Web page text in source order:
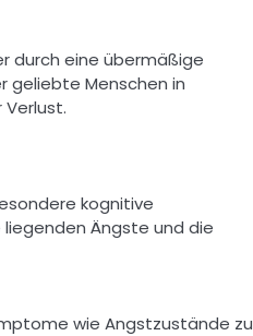
geliebte Menschen in
Verlust.
kognitive
Ängste und die
wie Angstzustände zu